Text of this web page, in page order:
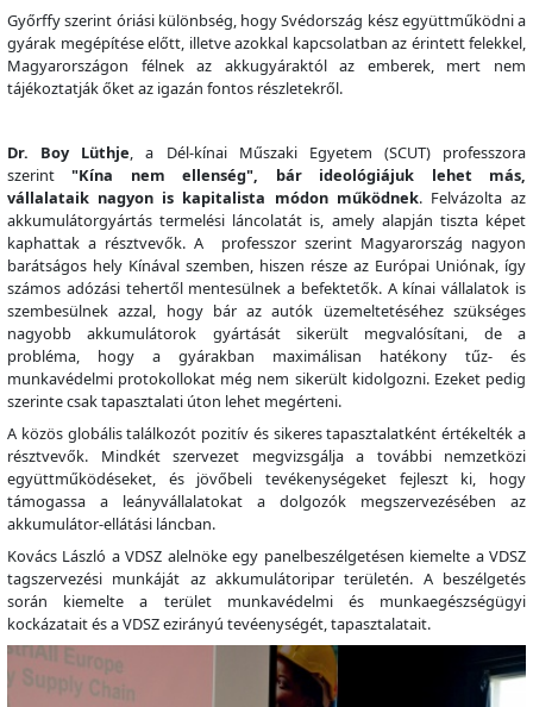
Győrffy szerint óriási különbség, hogy Svédország kész együttműködni a
gyárak megépítése előtt, illetve azokkal kapcsolatban az érintett felekkel,
Magyarországon félnek az akkugyáraktól az emberek, mert nem
tájékoztatják őket az igazán fontos részletekről.
Dr. Boy Lüthje, a Dél-kínai Műszaki Egyetem (SCUT) professzora
szerint"Kína nem ellenség", bár ideológiájuk lehet más,
vállalataik nagyon is kapitalista módon működnek. Felvázolta az
akkumulátorgyártás termelési láncolatát is, amely alapján tiszta képet
kaphattak a résztvevők. A professzor szerint Magyarország nagyon
barátságos hely Kínával szemben, hiszen része az Európai Uniónak, így
számos adózási tehertől mentesülnek a befektetők. A kínai vállalatok is
szembesülnek azzal, hogy bár az autók üzemeltetéséhez szükséges
nagyobb akkumulátorok gyártását sikerült megvalósítani, de a
probléma, hogy a gyárakban maximálisan hatékony tűz- és
munkavédelmi protokollokat még nem sikerült kidolgozni. Ezeket pedig
szerinte csak tapasztalati úton lehet megérteni.
A közös globális találkozót pozitív és sikeres tapasztalatként értékelték a
résztvevők. Mindkét szervezet megvizsgálja a további nemzetközi
együttműködéseket, és jövőbeli tevékenységeket fejleszt ki, hogy
támogassa a leányvállalatokat a dolgozók megszervezésében az
akkumulátor-ellátási láncban.
Kovács László a VDSZ alelnöke egy panelbeszélgetésen kiemelte a VDSZ
tagszervezési munkáját az akkumulátoripar területén. A beszélgetés
során kiemelte a terület munkavédelmi és munkaegészségügyi
kockázatait és a VDSZ ezirányú tevéenységét, tapasztalatait.